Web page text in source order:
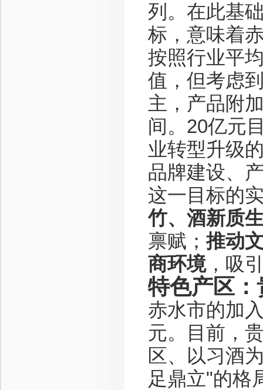
列。在此基
标，意味着
按照行业平
值，但考虑
主，产品附
间。20亿元
业转型升级
品牌建设、
这一目标的
竹、酒新质
禀赋； 推动
商环境，吸
特色产区
赤水市的加
元。目前，
区、以习酒
足鼎立"的格